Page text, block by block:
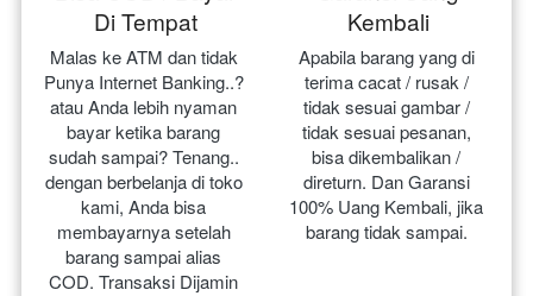
Di Tempat
Malas ke ATM dan tidak
Punya Internet Banking..?
atau Anda lebih nyaman
bayar ketika barang
sudah sampai? Tenang..
dengan berbelanja di toko
kami, Anda bisa
membayarnya setelah
barang sampai alias
COD. Transaksi Dijamin
Kembali
Apabila barang yang di
terima cacat / rusak /
tidak sesuai gambar /
tidak sesuai pesanan,
bisa dikembalikan /
direturn. Dan Garansi
100% Uang Kembali, jika
barang tidak sampai.